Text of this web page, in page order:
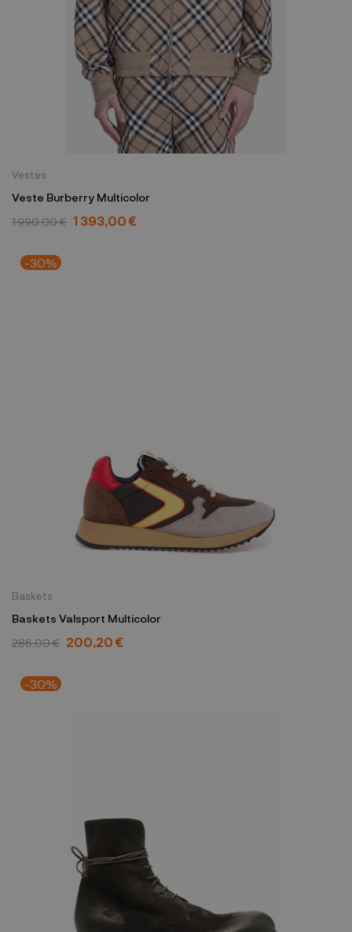
Vestes
Veste Burberry Multicolor
1 990,00 € 1 393,00 €
-30%
Baskets
Baskets Valsport Multicolor
286,00 € 200,20 €
-30%